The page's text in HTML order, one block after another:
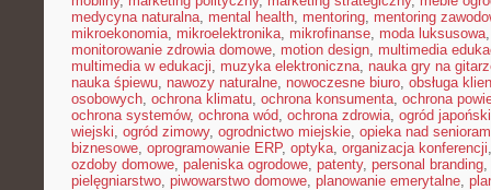
medycyna naturalna, mental health, mentoring, mentoring
mikroekonomia, mikroelektronika, mikrofinanse, moda luksusowa
monitorowanie zdrowia domowe, motion design, multimedia
multimedia w edukacji, muzyka elektroniczna, nauka gry na
nauka śpiewu, nawozy naturalne, nowoczesne biuro, obsługa
osobowych, ochrona klimatu, ochrona konsumenta, ochrona
ochrona systemów, ochrona wód, ochrona zdrowia, ogród japoński
wiejski, ogród zimowy, ogrodnictwo miejskie, opieka nad
biznesowe, oprogramowanie ERP, optyka, organizacja konferencji
ozdoby domowe, paleniska ogrodowe, patenty, personal branding,
pielęgniarstwo, piwowarstwo domowe, planowanie emerytalne,